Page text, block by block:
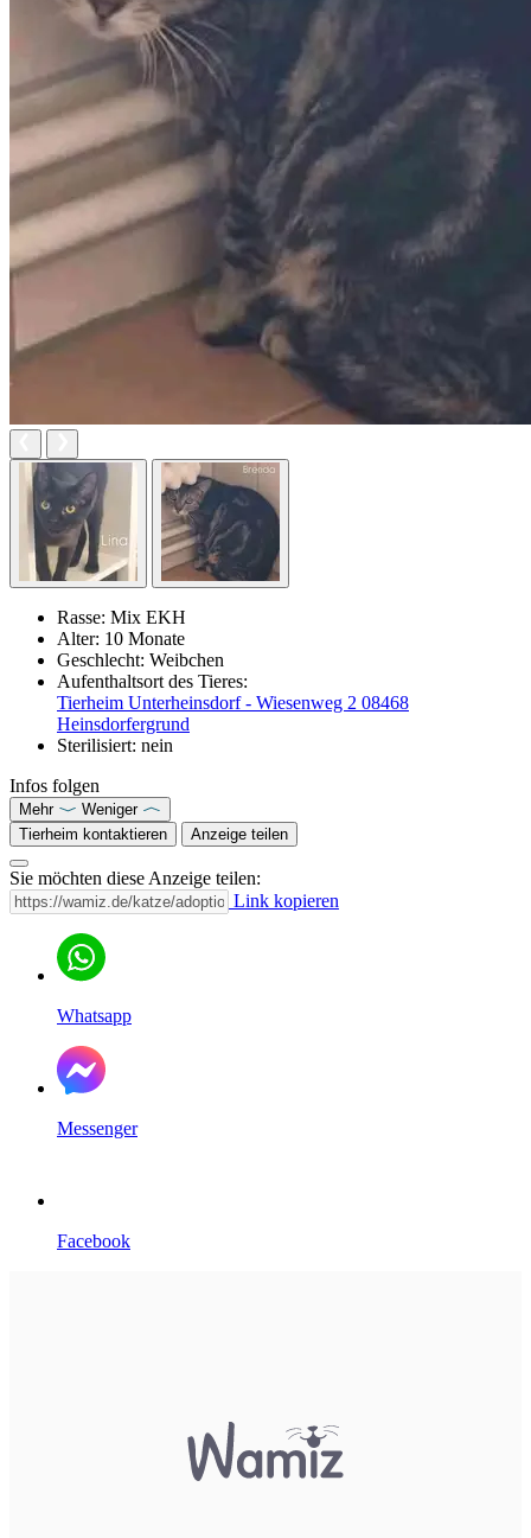
Rasse: Mix EKH
Alter: 10 Monate
Geschlecht: Weibchen
Aufenthaltsort des Tieres:
Tierheim Unterheinsdorf - Wiesenweg 2 08468
Heinsdorfergrund
Sterilisiert: nein
Infos folgen
Mehr
Weniger
Tierheim kontaktieren
Anzeige teilen
Sie möchten diese Anzeige teilen:
Link kopieren
Whatsapp
Messenger
Facebook